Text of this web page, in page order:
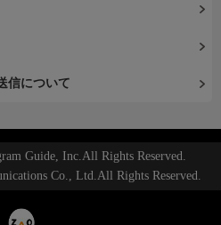
信について
Guide, Inc.All Rights Reserved.
Co., Ltd.All Rights Reserved.